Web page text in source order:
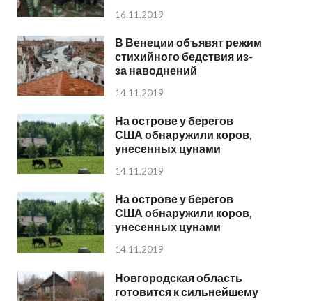
16.11.2019
В Венеции объявят режим
стихийного бедствия из-
за наводнений
14.11.2019
На острове у берегов
США обнаружили коров,
унесенных цунами
14.11.2019
На острове у берегов
США обнаружили коров,
унесенных цунами
14.11.2019
Новгородская область
готовится к сильнейшему